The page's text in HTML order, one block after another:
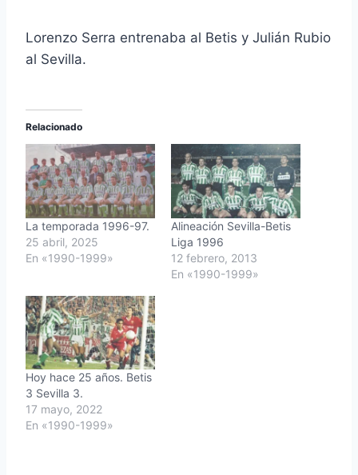
Lorenzo Serra entrenaba al Betis y Julián Rubio
al Sevilla.
Relacionado
La temporada 1996-97.
25 abril, 2025
En «1990-1999»
Alineación Sevilla-Betis
Liga 1996
12 febrero, 2013
En «1990-1999»
Hoy hace 25 años. Betis
3 Sevilla 3.
17 mayo, 2022
En «1990-1999»